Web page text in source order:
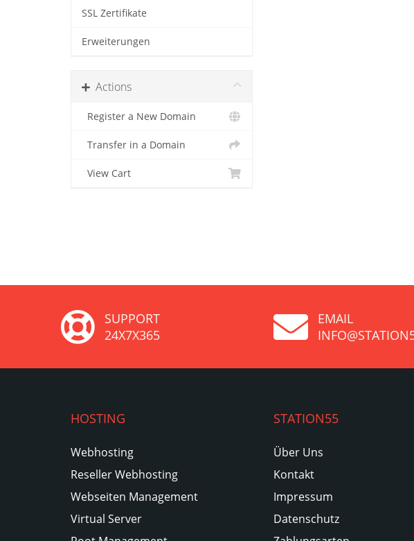
SSL Zertifikate
Erweiterungen
Actions
Register a New Domain
Transfer in a Domain
View Cart
SUPPORT
24X7X365
EMAIL
HOSTING
Webhosting
Reseller Webhosting
Webseiten Management
Virtual Server
STATION55
Über Uns
Kontakt
Impressum
Datenschutz